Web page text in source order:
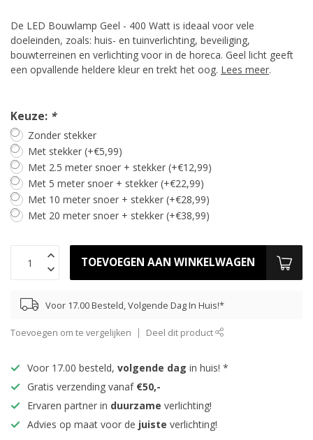
De LED Bouwlamp Geel - 400 Watt is ideaal voor vele
doeleinden, zoals: huis- en tuinverlichting, beveiliging,
bouwterreinen en verlichting voor in de horeca. Geel licht geeft
een opvallende heldere kleur en trekt het oog. Lees meer.
Keuze: *
Zonder stekker
Met stekker (+€5,99)
Met 2.5 meter snoer + stekker (+€12,99)
Met 5 meter snoer + stekker (+€22,99)
Met 10 meter snoer + stekker (+€28,99)
Met 20 meter snoer + stekker (+€38,99)
TOEVOEGEN AAN WINKELWAGEN
Voor 17.00 Besteld, Volgende Dag In Huis!*
Toevoegen om te vergelijken Deel dit product
Voor 17.00 besteld, volgende dag in huis! *
Gratis verzending vanaf €50,-
Ervaren partner in duurzame verlichting!
Advies op maat voor de juiste verlichting!